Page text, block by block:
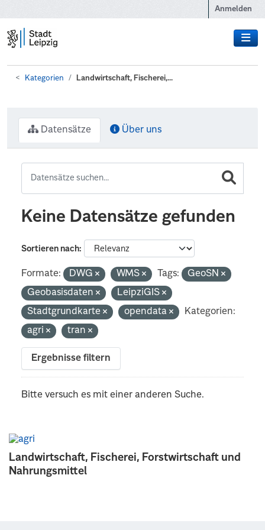
Anmelden
Kategorien Landwirtschaft, Fischerei,...
Landwirtschaft, Fischerei, Forstwirtschaft und
Nahrungsmittel
Datensätze Über uns
Keine Datensätze gefunden
Sortieren nach
Formate: DWG WMS Tags:
GeoSN
Geobasisdaten
LeipziGIS
Stadtgrundkarte
opendata
Kategorien:
agri
tran
Ergebnisse filtern
Bitte versuch es mit einer anderen Suche.